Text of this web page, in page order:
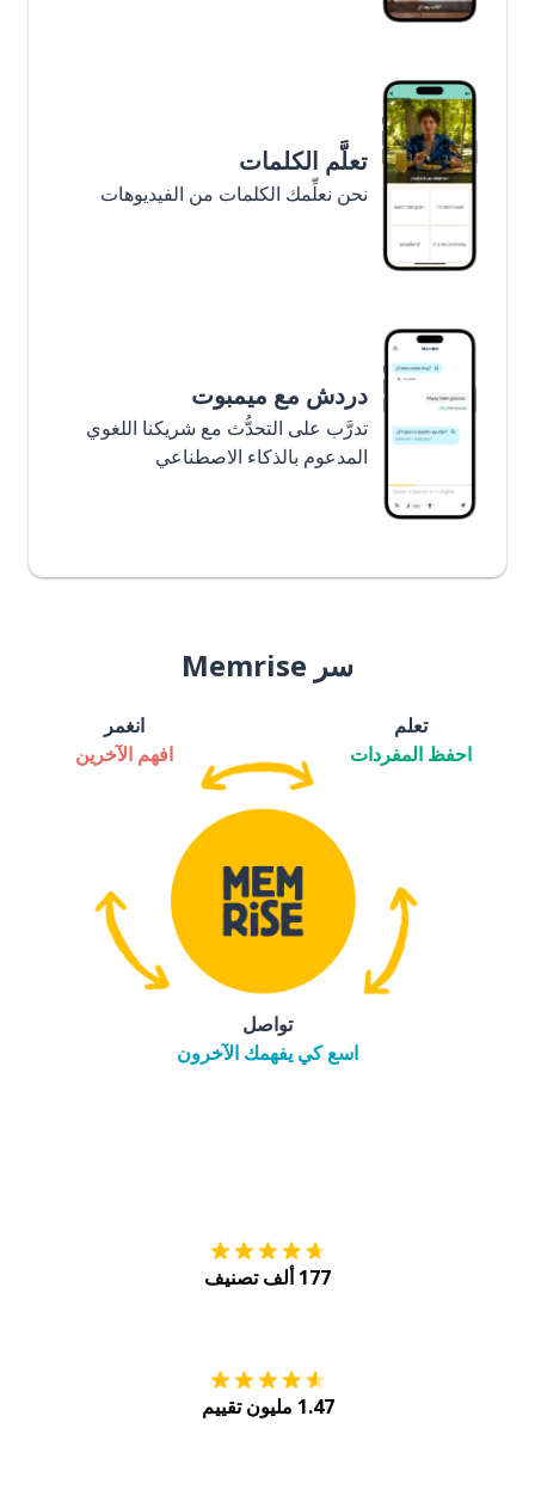
تعلَّم الكلمات
نحن نعلِّمك الكلمات من الفيديوهات
دردش مع ميمبوت
تدرَّب على التحدُّث مع شريكنا اللغوي
المدعوم بالذكاء الاصطناعي
سر Memrise
تعلم
احفظ المفردات
انغمر
افهم الآخرين
تواصل
اسع كي يفهمك الآخرون
177 ألف تصنيف
1.47 مليون تقييم